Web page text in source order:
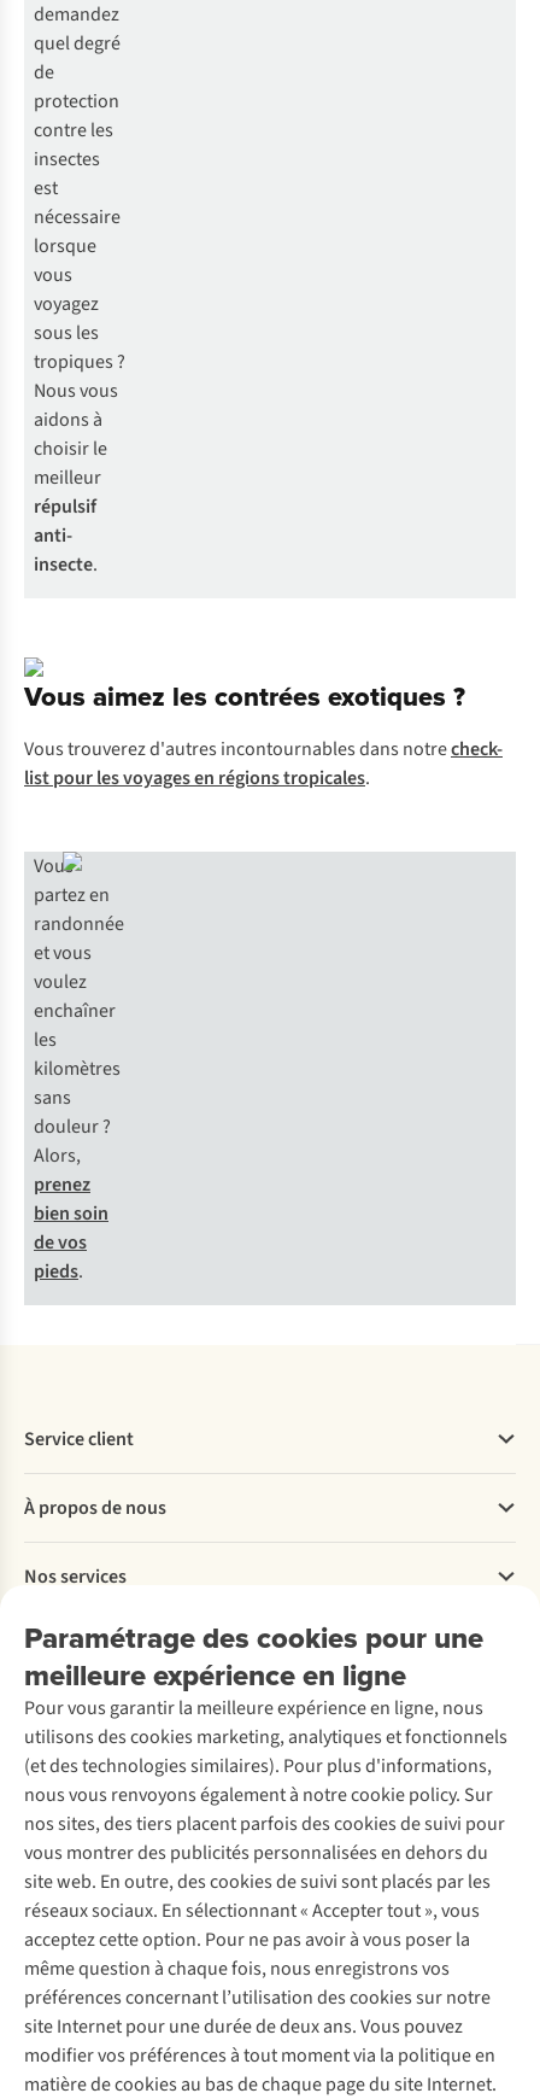
demandez
quel degré
de
protection
contre les
insectes
est
nécessaire
lorsque
vous
voyagez
sous les
tropiques ?
Nous vous
aidons à
choisir le
meilleur
répulsif
anti-
insecte.
Vous aimez les contrées exotiques ?
Vous trouverez d'autres incontournables dans notrecheck-
list pour les voyages en régions tropicales.
Vous
partez en
randonnée
et vous
voulez
enchaîner
les
kilomètres
sans
douleur ?
Alors,
prenez
bien soin
de vos
pieds.
Paramétrage des cookies pour une
meilleure expérience en ligne
Pour vous garantir la meilleure expérience en ligne, nous
utilisons des cookies marketing, analytiques et fonctionnels
(et des technologies similaires). Pour plus d'informations,
nous vous renvoyons également à notre cookie policy. Sur
nos sites, des tiers placent parfois des cookies de suivi pour
vous montrer des publicités personnalisées en dehors du
site web. En outre, des cookies de suivi sont placés par les
réseaux sociaux. En sélectionnant « Accepter tout », vous
acceptez cette option. Pour ne pas avoir à vous poser la
même question à chaque fois, nous enregistrons vos
préférences concernant l’utilisation des cookies sur notre
site Internet pour une durée de deux ans. Vous pouvez
modifier vos préférences à tout moment via la politique en
matière de cookies au bas de chaque page du site Internet.
Service client
Commander
Payer
Livraison
Rétractation d'une commande
Entretien & réparations
Garantie
Contactez-nous
À propos de nous
Explore More
À propos d’Ayacucho
Nos magasins
À propos d’A.S.Adventure
Déclaration d'accessibilité
Nos services
Location / Location sports d’hiver
Entretien de ski
Service de lavage
Entretien de chaussures
Réparation de chaussures
Réparation de vêtements
Retouches
Pour les entreprises
Découvrez
A.S.Magazine
Explore Camp
Gear Check
Expertise & conseils
Abonnez-vous à la newsletter
Suivez-nous
Mentions légales
Politique de confidentialité
Conditions générales
Cookie Policy